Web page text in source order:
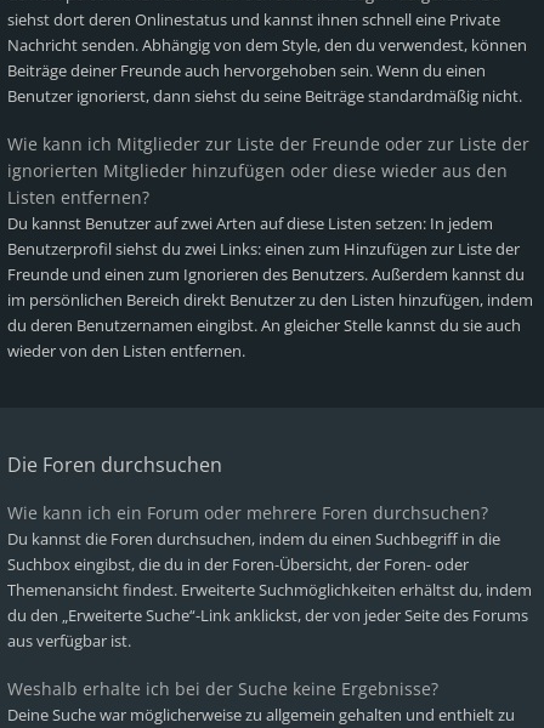
siehst dort deren Onlinestatus und kannst ihnen schnell eine Private
Nachricht senden. Abhängig von dem Style, den du verwendest, können
Beiträge deiner Freunde auch hervorgehoben sein. Wenn du einen
Benutzer ignorierst, dann siehst du seine Beiträge standardmäßig nicht.
Wie kann ich Mitglieder zur Liste der Freunde oder zur Liste der
ignorierten Mitglieder hinzufügen oder diese wieder aus den
Listen entfernen?
Du kannst Benutzer auf zwei Arten auf diese Listen setzen: In jedem
Benutzerprofil siehst du zwei Links: einen zum Hinzufügen zur Liste der
Freunde und einen zum Ignorieren des Benutzers. Außerdem kannst du
im persönlichen Bereich direkt Benutzer zu den Listen hinzufügen, indem
du deren Benutzernamen eingibst. An gleicher Stelle kannst du sie auch
wieder von den Listen entfernen.
Die Foren durchsuchen
Wie kann ich ein Forum oder mehrere Foren durchsuchen?
Du kannst die Foren durchsuchen, indem du einen Suchbegriff in die
Suchbox eingibst, die du in der Foren-Übersicht, der Foren- oder
Themenansicht findest. Erweiterte Suchmöglichkeiten erhältst du, indem
du den „Erweiterte Suche“-Link anklickst, der von jeder Seite des Forums
aus verfügbar ist.
Weshalb erhalte ich bei der Suche keine Ergebnisse?
Deine Suche war möglicherweise zu allgemein gehalten und enthielt zu